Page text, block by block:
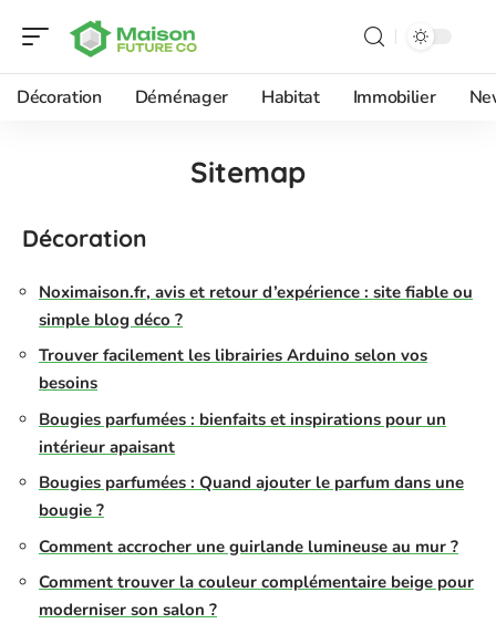
Décoration Déménager Habitat Immobilier
Sitemap
Décoration
Noximaison.fr, avis et retour d’expérience : site fiable ou
simple blog déco ?
Trouver facilement les librairies Arduino selon vos
besoins
Bougies parfumées : bienfaits et inspirations pour un
intérieur apaisant
Bougies parfumées : Quand ajouter le parfum dans une
bougie ?
Comment accrocher une guirlande lumineuse au mur ?
Comment trouver la couleur complémentaire beige pour
moderniser son salon ?